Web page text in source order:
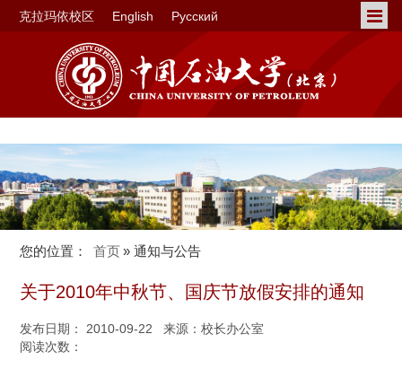
克拉玛依校区 English Русский
您的位置： 首页 » 通知与公告
关于2010年中秋节、国庆节放假安排的通知
发布日期： 2010-09-22 来源：校长办公室
阅读次数：